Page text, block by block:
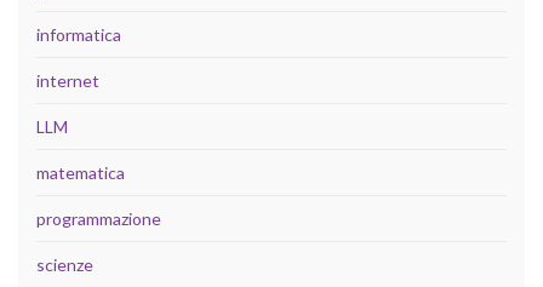
informatica
internet
LLM
matematica
programmazione
scienze